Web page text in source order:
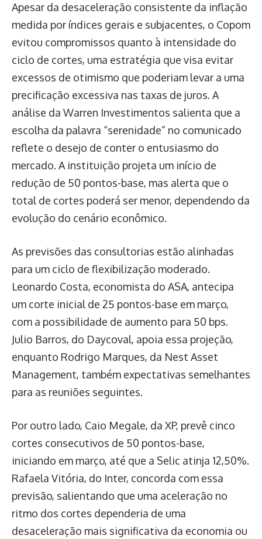
Apesar da desaceleração consistente da inflação
medida por índices gerais e subjacentes, o Copom
evitou compromissos quanto à intensidade do
ciclo de cortes, uma estratégia que visa evitar
excessos de otimismo que poderiam levar a uma
precificação excessiva nas taxas de juros. A
análise da Warren Investimentos salienta que a
escolha da palavra “serenidade” no comunicado
reflete o desejo de conter o entusiasmo do
mercado. A instituição projeta um início de
redução de 50 pontos-base, mas alerta que o
total de cortes poderá ser menor, dependendo da
evolução do cenário econômico.
As previsões das consultorias estão alinhadas
para um ciclo de flexibilização moderado.
Leonardo Costa, economista do ASA, antecipa
um corte inicial de 25 pontos-base em março,
com a possibilidade de aumento para 50 bps.
Julio Barros, do Daycoval, apoia essa projeção,
enquanto Rodrigo Marques, da Nest Asset
Management, também expectativas semelhantes
para as reuniões seguintes.
Por outro lado, Caio Megale, da XP, prevê cinco
cortes consecutivos de 50 pontos-base,
iniciando em março, até que a Selic atinja 12,50%.
Rafaela Vitória, do Inter, concorda com essa
previsão, salientando que uma aceleração no
ritmo dos cortes dependeria de uma
desaceleração mais significativa da economia ou